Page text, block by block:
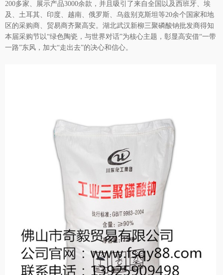
200多家、展示产品3000余款，并且吸引了来自全国以及西班牙、埃
及、土耳其、印度、越南、俄罗斯、乌兹别克斯坦等20余个国家和地
区的采购商、贸易商齐聚高安。湖北武汉新柳三聚磷酸钠批发商得知
本届采购节以“绿色陶瓷，与世界对话”为核心主题，彰显高安借“一带
一路”东风，加大“走出去”的决心和信心。